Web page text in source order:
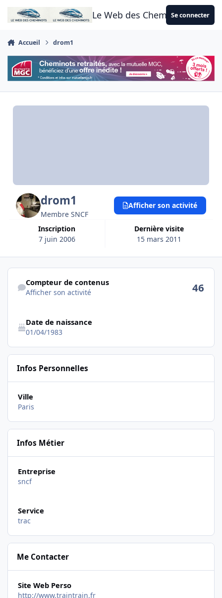
Aller au contenu
Le Web des CheminotsSe connecter
Accueil drom1
drom1
Membre SNCF
Inscription
7 juin 2006
Dernière visite
15 mars 2011
Afficher son activité
Afficher son activité
Compteur de contenus
Afficher son activité 46
Date de naissance
01/04/1983
Infos Personnelles
Ville
Paris
Infos Métier
Entreprise
sncf
Service
trac
Me Contacter
Site Web Perso
http://www.traintrain.fr